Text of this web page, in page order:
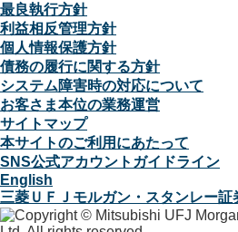
最良執行方針
利益相反管理方針
個人情報保護方針
債務の履行に関する方針
システム障害時の対応について
お客さま本位の業務運営
サイトマップ
本サイトのご利用にあたって
SNS公式アカウントガイドライン
English
三菱ＵＦＪモルガン・スタンレー証